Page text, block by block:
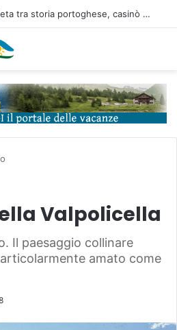
Macao: la guida completa tra storia portoghese, casinò futuristici e cucina unica d’Asia
Valpolicella
Il paesaggio collinare
amato come